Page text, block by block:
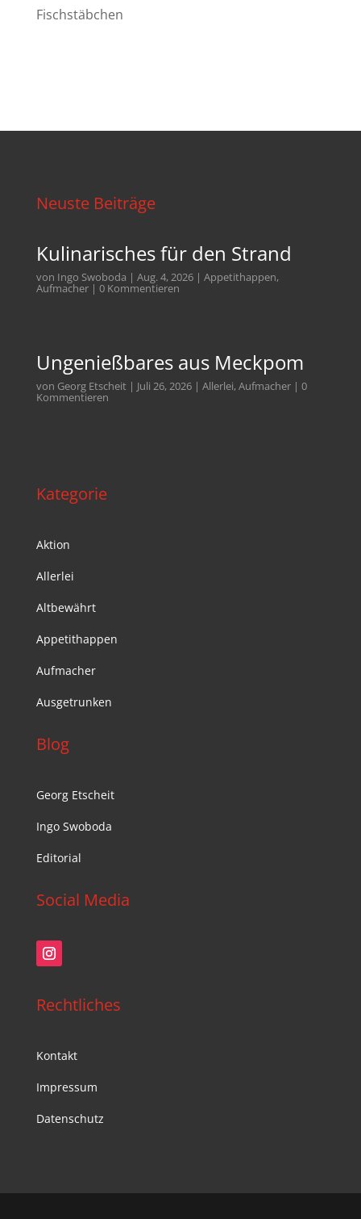
Fischstäbchen
Neuste Beiträge
Kulinarisches für den Strand
von Ingo Swoboda | Aug. 4, 2026| Appetithappen,
Aufmacher| 0 Kommentieren
Ungenießbares aus Meckpom
von Georg Etscheit| Juli 26, 2026| Allerlei,Aufmacher| 0
Kommentieren
Kategorie
Aktion
Allerlei
Altbewährt
Appetithappen
Aufmacher
Ausgetrunken
Blog
Georg Etscheit
Ingo Swoboda
Editorial
Social Media
Rechtliches
Kontakt
Impressum
Datenschutz